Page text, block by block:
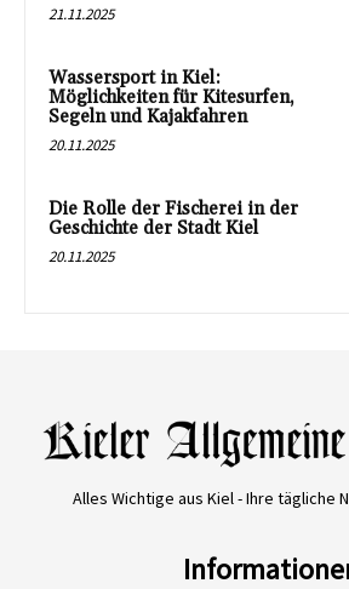
21.11.2025
Wassersport in Kiel:
Möglichkeiten für Kitesurfen,
Segeln und Kajakfahren
20.11.2025
Die Rolle der Fischerei in der
Geschichte der Stadt Kiel
20.11.2025
Alles Wichtige aus Kiel - Ihre tägliche